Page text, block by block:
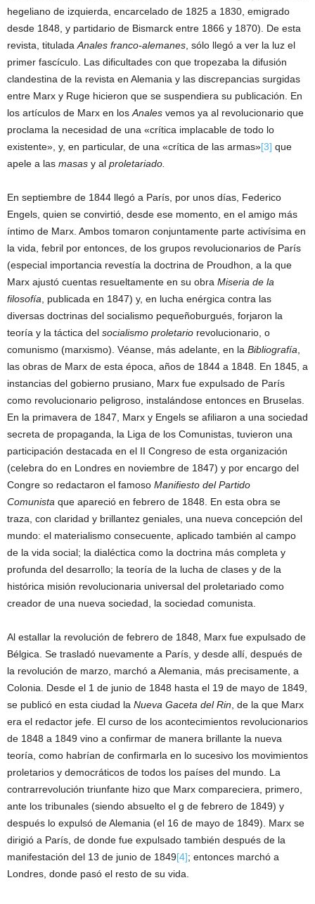
hegeliano de izquierda, encarcelado de 1825 a 1830, emigrado
desde 1848, y partidario de Bismarck entre 1866 y 1870). De esta
revista, tituladaAnales franco-alemanes, sólo llegó a ver la luz el
primer fascículo. Las dificultades con que tropezaba la difusión
clandestina de la revista en Alemania y las discrepancias surgidas
entre Marx y Ruge hicieron que se suspendiera su publicación. En
los artículos de Marx en losAnales vemos ya al revolucionario que
proclama la necesidad de una «crítica implacable de todo lo
existente», y, en particular, de una «crítica de las armas»[3] que
apele a las masas y al proletariado.
En septiembre de 1844 llegó a París, por unos días, Federico
Engels, quien se convirtió, desde ese momento, en el amigo más
íntimo de Marx. Ambos tomaron conjuntamente parte activísima en
la vida, febril por entonces, de los grupos revolucionarios de París
(especial importancia revestía la doctrina de Proudhon, a la que
Marx ajustó cuentas resueltamente en su obra Miseria de la
filosofía, publicada en 1847) y, en lucha enérgica contra las
diversas doctrinas del socialismo pequeñoburgués, forjaron la
teoría y la táctica del socialismo proletario revolucionario, o
comunismo (marxismo). Véanse, más adelante, en la Bibliografía,
las obras de Marx de esta época, años de 1844 a 1848. En 1845, a
instancias del gobierno prusiano, Marx fue expulsado de París
como revolucionario peligroso, instalándose entonces en Bruselas.
En la primavera de 1847, Marx y Engels se afiliaron a una sociedad
secreta de propaganda, la Liga de los Comunistas, tuvieron una
participación destacada en el II Congreso de esta organización
(celebra do en Londres en noviembre de 1847) y por encargo del
Congre so redactaron el famoso Manifiesto del Partido
Comunista que apareció en febrero de 1848. En esta obra se
traza, con claridad y brillantez geniales, una nueva concepción del
mundo: el materialismo consecuente, aplicado también al campo
de la vida social; la dialéctica como la doctrina más completa y
profunda del desarrollo; la teoría de la lucha de clases y de la
histórica misión revolucionaria universal del proletariado como
creador de una nueva sociedad, la sociedad comunista.
Al estallar la revolución de febrero de 1848, Marx fue expulsado de
Bélgica. Se trasladó nuevamente a París, y desde allí, después de
la revolución de marzo, marchó a Alemania, más precisamente, a
Colonia. Desde el 1 de junio de 1848 hasta el 19 de mayo de 1849,
se publicó en esta ciudad la Nueva Gaceta del Rin, de la que Marx
era el redactor jefe. El curso de los acontecimientos revolucionarios
de 1848 a 1849 vino a confirmar de manera brillante la nueva
teoría, como habrían de confirmarla en lo sucesivo los movimientos
proletarios y democráticos de todos los países del mundo. La
contrarrevolución triunfante hizo que Marx compareciera, primero,
ante los tribunales (siendo absuelto el g de febrero de 1849) y
después lo expulsó de Alemania (el 16 de mayo de 1849). Marx se
dirigió a París, de donde fue expulsado también después de la
manifestación del 13 de junio de 1849[4]; entonces marchó a
Londres, donde pasó el resto de su vida.